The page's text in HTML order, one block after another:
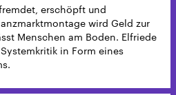
erschöpft und
wird Geld zur
Menschen am Boden. Elfriede
in Form eines